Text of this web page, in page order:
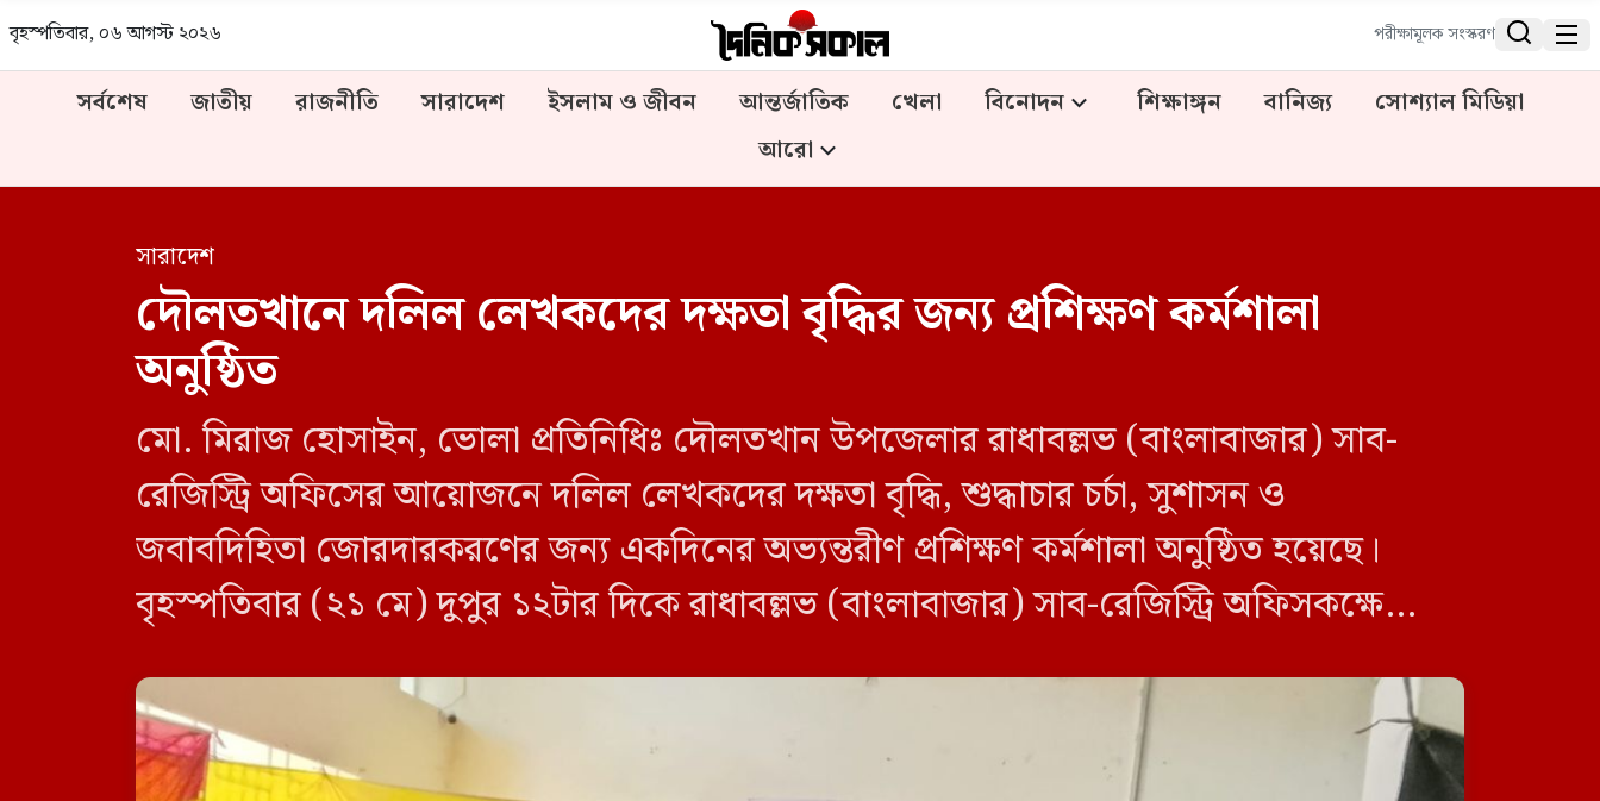
বৃহস্পতিবার, ০৬ আগস্ট ২০২৬ পরীক্ষামূলক সংস্করণ  
সর্বশেষ জাতীয় রাজনীতি সারাদেশ ইসলাম ও জীবন আন্তর্জাতিক খেলা বিনোদন শিক্ষাঙ্গন বানিজ্য
সোশ্যাল মিডিয়া
আরো
সারাদেশ
দৌলতখানে দলিল লেখকদের দক্ষতা বৃদ্ধির জন্য প্রশিক্ষণ কর্মশালা
অনুষ্ঠিত
মো. মিরাজ হোসাইন, ভোলা প্রতিনিধিঃ দৌলতখান উপজেলার রাধাবল্লভ (বাংলাবাজার) সাব-
রেজিস্ট্রি অফিসের আয়োজনে দলিল লেখকদের দক্ষতা বৃদ্ধি, শুদ্ধাচার চর্চা, সুশাসন ও
জবাবদিহিতা জোরদারকরণের জন্য একদিনের অভ্যন্তরীণ প্রশিক্ষণ কর্মশালা অনুষ্ঠিত হয়েছে।
বৃহস্পতিবার (২১ মে) দুপুর ১২টার দিকে রাধাবল্লভ (বাংলাবাজার) সাব-রেজিস্ট্রি অফিসকক্ষে
করেন। এসময় উপস্থিত ছিলেন, রাধাবল্লভ […]